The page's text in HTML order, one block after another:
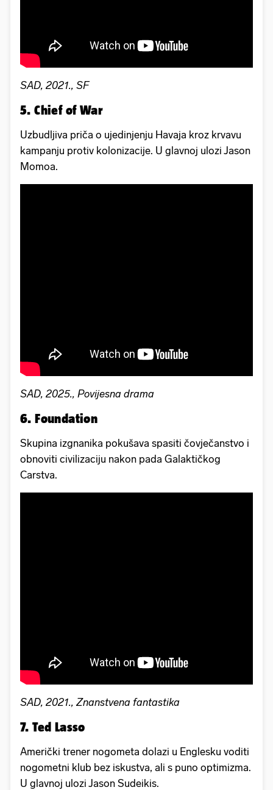
SAD, 2021., SF
5. Chief of War
Uzbudljiva priča o ujedinjenju Havaja kroz krvavu
kampanju protiv kolonizacije. U glavnoj ulozi Jason
Momoa.
SAD, 2025., Povijesna drama
6. Foundation
Skupina izgnanika pokušava spasiti čovječanstvo i
obnoviti civilizaciju nakon pada Galaktičkog
Carstva.
SAD, 2021., Znanstvena fantastika
7. Ted Lasso
Američki trener nogometa dolazi u Englesku voditi
nogometni klub bez iskustva, ali s puno optimizma.
U glavnoj ulozi Jason Sudeikis.